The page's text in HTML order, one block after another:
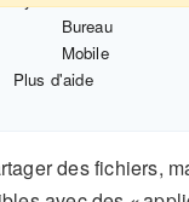
Bureau
Mobile
Plus d'aide
des fichiers,